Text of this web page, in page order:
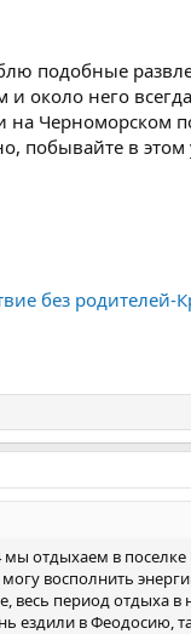
подобные
и около него
на Черноморском
побывайте в
без
отдыхаем в
восполнить
весь период отдыха
в Феодосию,